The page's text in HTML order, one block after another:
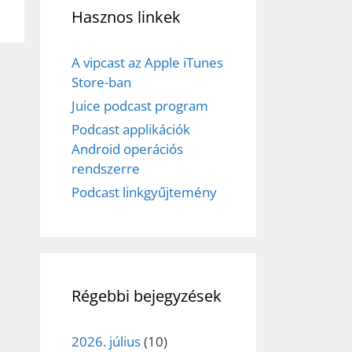
Hasznos linkek
A vipcast az Apple iTunes
Store-ban
Juice podcast program
Podcast applikációk
Android operációs
rendszerre
Podcast linkgyűjtemény
Régebbi bejegyzések
2026. július(10)